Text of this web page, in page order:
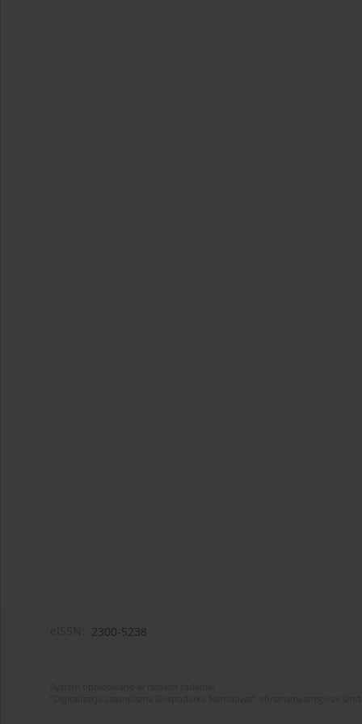
2300-5238